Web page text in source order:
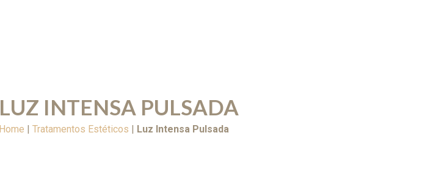
LUZ INTENSA PULSADA
Home Tratamentos Estéticos Luz Intensa Pulsada